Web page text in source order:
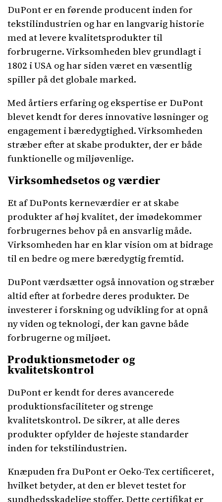
DuPont er en førende producent inden for
tekstilindustrien og har en langvarig historie
med at levere kvalitetsprodukter til
forbrugerne. Virksomheden blev grundlagt i
1802 i USA og har siden været en væsentlig
spiller på det globale marked.
Med årtiers erfaring og ekspertise er DuPont
blevet kendt for deres innovative løsninger og
engagement i bæredygtighed. Virksomheden
stræber efter at skabe produkter, der er både
funktionelle og miljøvenlige.
Virksomhedsetos og værdier
Et af DuPonts kerneværdier er at skabe
produkter af høj kvalitet, der imødekommer
forbrugernes behov på en ansvarlig måde.
Virksomheden har en klar vision om at bidrage
til en bedre og mere bæredygtig fremtid.
DuPont værdsætter også innovation og stræber
altid efter at forbedre deres produkter. De
investerer i forskning og udvikling for at opnå
ny viden og teknologi, der kan gavne både
forbrugerne og miljøet.
Produktionsmetoder og
kvalitetskontrol
DuPont er kendt for deres avancerede
produktionsfaciliteter og strenge
kvalitetskontrol. De sikrer, at alle deres
produkter opfylder de højeste standarder
inden for tekstilindustrien.
Knæpuden fra DuPont er Oeko-Tex certificeret,
hvilket betyder, at den er blevet testet for
sundhedsskadelige stoffer. Dette certifikat er